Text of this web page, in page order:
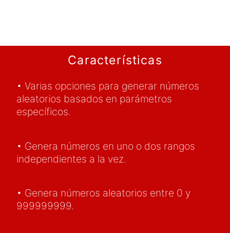
Características
• Varias opciones para generar números
aleatorios basados en parámetros
específicos.
• Genera números en uno o dos rangos
independientes a la vez.
• Genera números aleatorios entre 0 y
999999999.